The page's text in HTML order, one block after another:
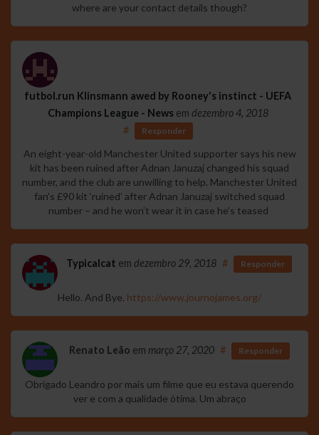
where are your contact details though?
futbol.run Klinsmann awed by Rooney's instinct - UEFA
Champions League - Newsem dezembro 4, 2018
#
Responder
An eight-year-old Manchester United supporter says his new
kit has been ruined after Adnan Januzaj changed his squad
number, and the club are unwilling to help. Manchester United
fan’s £90 kit ‘ruined’ after Adnan Januzaj switched squad
number – and he won’t wear it in case he’s teased
Typicalcat em dezembro 29, 2018 # Responder
Hello. And Bye. https://www.journojames.org/
Renato Leão em março 27, 2020 # Responder
Obrigado Leandro por mais um filme que eu estava querendo
ver e com a qualidade ótima. Um abraço